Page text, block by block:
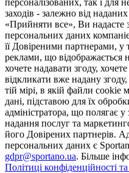
персоналізованих, так і для
заходів - залежно від
«Прийняти все», Ви надасте
персональних даних
її Довіреними партнерами, у
реклами, що
хочете надавати згоду,
відкликати вже надану
тій мірі, в якій файли cookie
дані, підставою для їх
адміністратора, що полягає у
надання послуг та
його Довірених партнерів.
персональних даних є
gdpr@sportano.ua. Більше
Політиці конфіденційності